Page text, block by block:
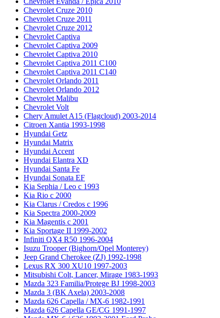
Chevrolet Cruze 2010
Chevrolet Cruze 2011
Chevrolet Cruze 2012
Chevrolet Captiva
Chevrolet Captiva 2009
Chevrolet Captiva 2010
Chevrolet Captiva 2011 C100
Chevrolet Captiva 2011 C140
Chevrolet Orlando 2011
Chevrolet Orlando 2012
Chevrolet Malibu
Chevrolet Volt
Chery Amulet A15 (Flagcloud) 2003-2014
Citroen Xantia 1993-1998
Hyundai Getz
Hyundai Matrix
Hyundai Accent
Hyundai Elantra XD
Hyundai Santa Fe
Hyundai Sonata EF
Kia Sephia / Leo с 1993
Kia Rio с 2000
Kia Clarus / Credos с 1996
Kia Spectra 2000-2009
Kia Magentis с 2001
Kia Sportage II 1999-2002
Infiniti QX4 R50 1996-2004
Isuzu Trooper (Bighorn/Opel Monterey)
Jeep Grand Cherokee (ZJ) 1992-1998
Lexus RX 300 XU10 1997-2003
Mitsubishi Colt, Lancer, Mirage 1983-1993
Mazda 323 Familia/Protege BJ 1998-2003
Mazda 3 (BK Axela) 2003-2008
Mazda 626 Capella / MX-6 1982-1991
Mazda 626 Capella GE/CG 1991-1997